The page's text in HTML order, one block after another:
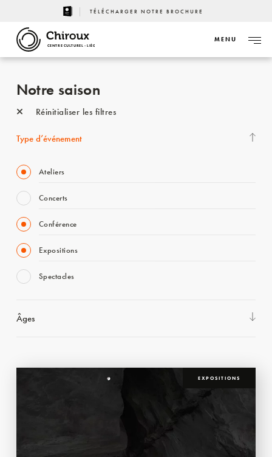
TÉLÉCHARGER NOTRE BROCHURE
CENTRE CULTUREL - LIÈGE
MENU
Notre saison
Réinitialiser les filtres
Type d’événement
Ateliers
Concerts
Conférence
Expositions
Spectacles
Âges
EXPOSITIONS